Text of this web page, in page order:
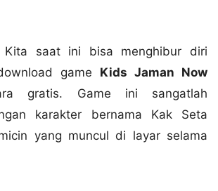
Kita saat ini bisa menghibur diri
game Kids Jaman Now
gratis. Game ini sangatlah
karakter bernama Kak Seta
yang muncul di layar selama